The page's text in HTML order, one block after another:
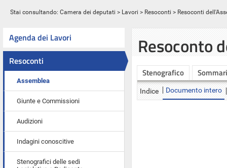
Stai consultando: Camera dei deputati > Lavori > Resoconti > Resoconti
Agenda dei Lavori
Resoconti
Assemblea
Giunte e Commissioni
Audizioni
Indagini conoscitive
Stenografici delle sedi
Resoconto
Stenografico
Indice Documento intero